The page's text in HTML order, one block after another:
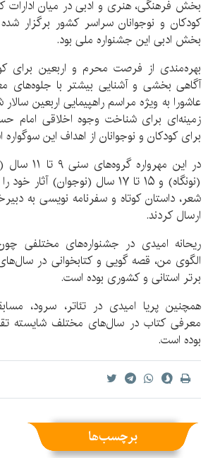
بخش فرهنگی، هنری و ادبی در میان
کودکان و نوجوانان سراسر کشور برگزار شده
بخش ادبی این جشنواره ملی بود.
بهره‌مندی از فرصت محرم و اربعین برای
آگاهی بخشی و آشنایی بیشتر با جلوه‌های
عاشورا به ویژه مراسم راهپیمایی اربعین
زمینه‌ای برای شناخت وجوه اخلاقی امام
برای کودکان و نوجوانان از اهداف این
(نونگاه) و ۱۵ تا ۱۷ سال (نوجوان)
شعر، داستان کوتاه و سفرنامه نویسی به
ارسال کردند.
ریحانه امیدی در جشنواره‌های مختلفی
الگوی من، قصه گویی و کتابخوانی در
برتر استانی و کشوری بوده است.
همچنین پریا امیدی در تئاتر، سرود،
معرفی کتاب در سال‌های مختلف شایسته
بوده است.
برچسب‌ها